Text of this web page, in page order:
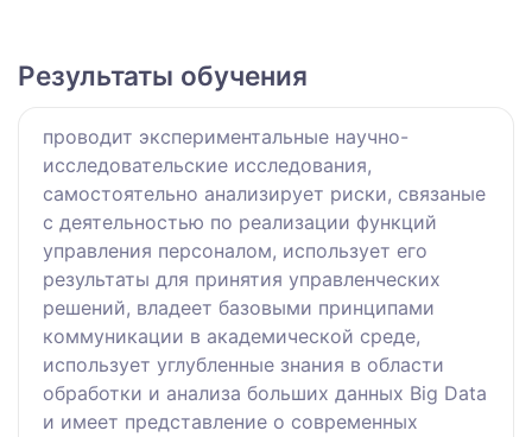
Результаты обучения
проводит экспериментальные научно-
исследовательские исследования,
самостоятельно анализирует риски, связаные
с деятельностью по реализации функций
управления персоналом, использует его
результаты для принятия управленческих
решений, владеет базовыми принципами
коммуникации в академической среде,
использует углубленные знания в области
обработки и анализа больших данных Big Data
и имеет представление о современных